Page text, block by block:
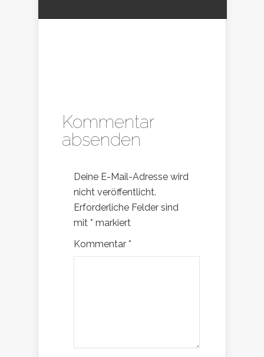
Kommentar
absenden
Deine E-Mail-Adresse wird
nicht veröffentlicht.
Erforderliche Felder sind
mit * markiert
Kommentar *